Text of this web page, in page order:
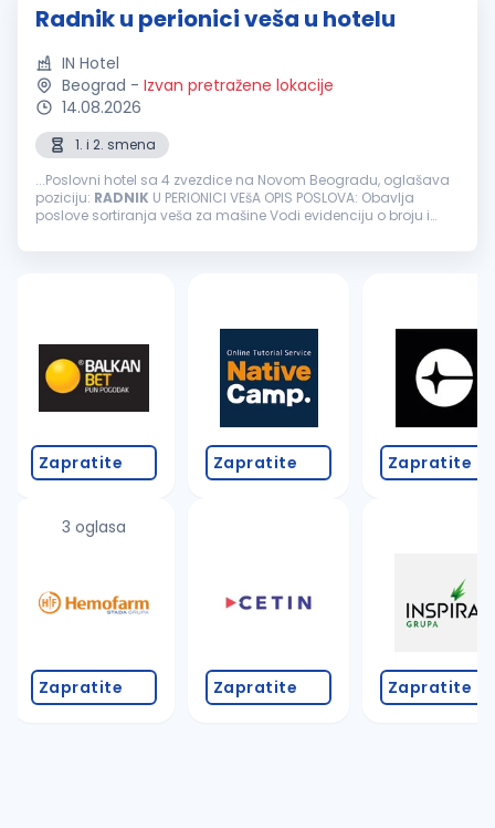
Radnik u perionici veša u hotelu
IN Hotel
Beograd - Izvan pretražene lokacije
14.08.2026
1. i 2. smena
...Poslovni hotel sa 4 zvezdice na Novom Beogradu, oglašava
poziciju: RADNIK U PERIONICI VEšA OPIS POSLOVA: Obavlja
poslove sortiranja veša za mašine Vodi evidenciju o broju i
peglanje veša...
Zapratite
3 oglasa
Zapratite
Zapratite
Zapratite
Zapratite
Zapratite